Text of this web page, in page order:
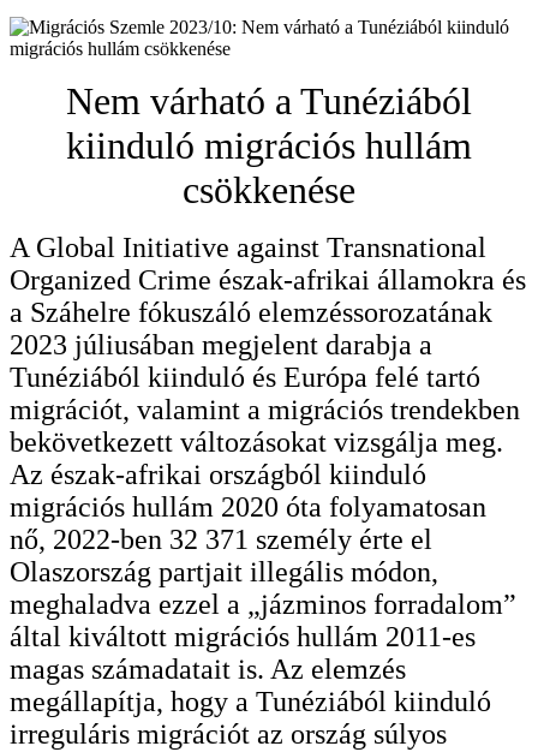
Nem várható a Tunéziából
kiinduló migrációs hullám
csökkenése
A Global Initiative against Transnational
Organized Crime észak-afrikai államokra és
a Száhelre fókuszáló elemzéssorozatának
2023 júliusában megjelent darabja a
Tunéziából kiinduló és Európa felé tartó
migrációt, valamint a migrációs trendekben
bekövetkezett változásokat vizsgálja meg.
Az észak-afrikai országból kiinduló
migrációs hullám 2020 óta folyamatosan
nő, 2022-ben 32 371 személy érte el
Olaszország partjait illegális módon,
meghaladva ezzel a „jázminos forradalom”
által kiváltott migrációs hullám 2011-es
magas számadatait is. Az elemzés
megállapítja, hogy a Tunéziából kiinduló
irreguláris migrációt az ország súlyos